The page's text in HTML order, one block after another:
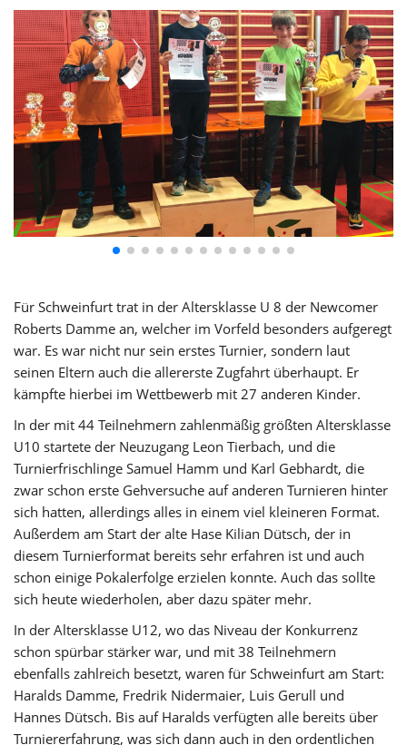
Für Schweinfurt trat in der Altersklasse U 8 der Newcomer
Roberts Damme an, welcher im Vorfeld besonders aufgeregt
war. Es war nicht nur sein erstes Turnier, sondern laut
seinen Eltern auch die allererste Zugfahrt überhaupt. Er
kämpfte hierbei im Wettbewerb mit 27 anderen Kinder.
In der mit 44 Teilnehmern zahlenmäßig größten Altersklasse
U10 startete der Neuzugang Leon Tierbach, und die
Turnierfrischlinge Samuel Hamm und Karl Gebhardt, die
zwar schon erste Gehversuche auf anderen Turnieren hinter
sich hatten, allerdings alles in einem viel kleineren Format.
Außerdem am Start der alte Hase Kilian Dütsch, der in
diesem Turnierformat bereits sehr erfahren ist und auch
schon einige Pokalerfolge erzielen konnte. Auch das sollte
sich heute wiederholen, aber dazu später mehr.
In der Altersklasse U12, wo das Niveau der Konkurrenz
schon spürbar stärker war, und mit 38 Teilnehmern
ebenfalls zahlreich besetzt, waren für Schweinfurt am Start:
Haralds Damme, Fredrik Nidermaier, Luis Gerull und
Hannes Dütsch. Bis auf Haralds verfügten alle bereits über
Turniererfahrung, was sich dann auch in den ordentlichen